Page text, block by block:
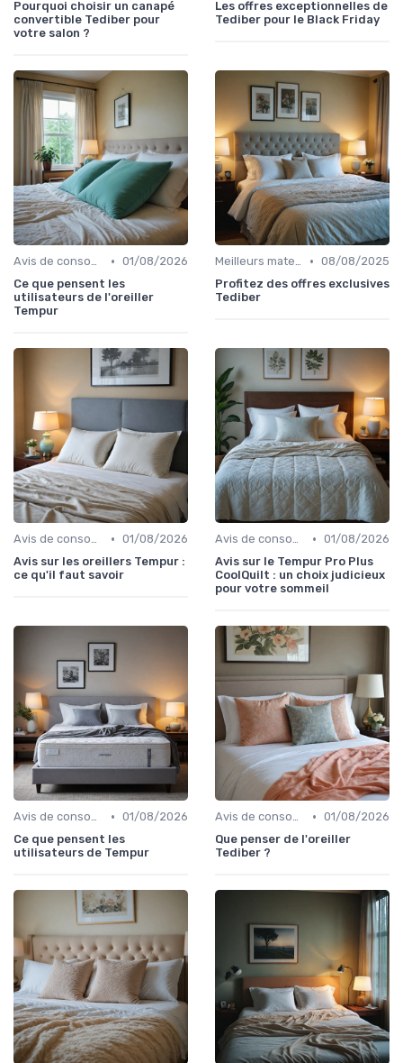
Pourquoi choisir un canapé
convertible Tediber pour
votre salon ?
Les offres exceptionnelles de
Tediber pour le Black Friday
Avis de consommateurs • 01/08/2026
Ce que pensent les
utilisateurs de l'oreiller
Tempur
Meilleurs matelas de l'année • 08/08/2025
Profitez des offres exclusives
Tediber
Avis de consommateurs • 01/08/2026
Avis sur les oreillers Tempur :
ce qu'il faut savoir
Avis de consommateurs • 01/08/2026
Avis sur le Tempur Pro Plus
CoolQuilt : un choix judicieux
pour votre sommeil
Avis de consommateurs • 01/08/2026
Ce que pensent les
utilisateurs de Tempur
Avis de consommateurs • 01/08/2026
Que penser de l'oreiller
Tediber ?